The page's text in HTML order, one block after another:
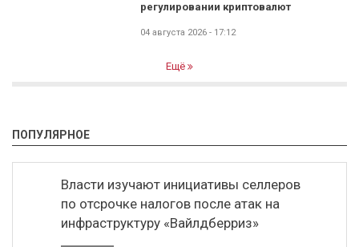
регулировании криптовалют
04 августа 2026 - 17:12
Ещё
ПОПУЛЯРНОЕ
Власти изучают инициативы селлеров
по отсрочке налогов после атак на
инфраструктуру «Вайлдберриз»